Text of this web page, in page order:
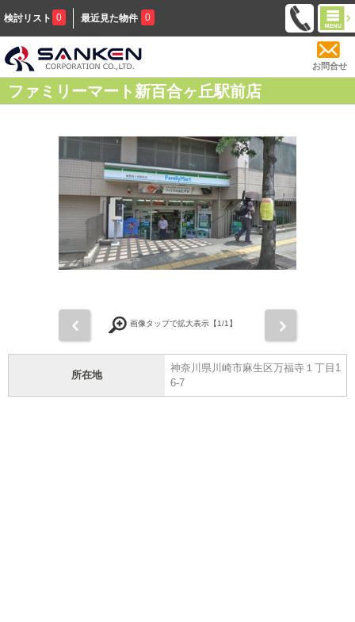
検討リスト 0 最近見た物件 0
お問合せ
ファミリーマート新百合ヶ丘駅前店
画像タップで拡大表示【1/1】
所在地
神奈川県川崎市麻生区万福寺１丁目1
6-7